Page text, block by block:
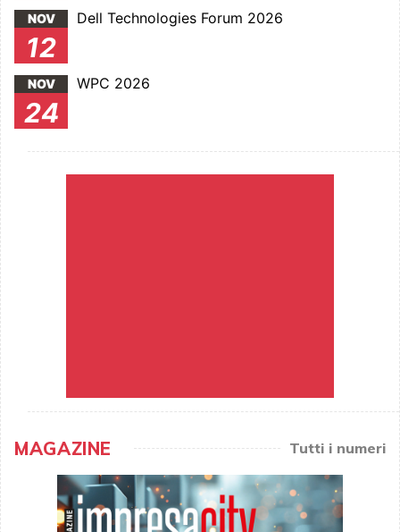
NOV
12
Dell Technologies Forum 2026
NOV
24
WPC 2026
MAGAZINE Tutti i numeri